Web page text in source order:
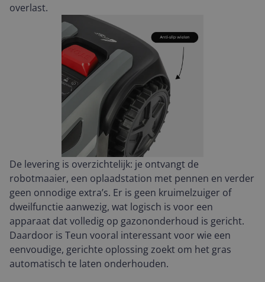
overlast.
De levering is overzichtelijk: je ontvangt de
robotmaaier, een oplaadstation met pennen en verder
geen onnodige extra’s. Er is geen kruimelzuiger of
dweilfunctie aanwezig, wat logisch is voor een
apparaat dat volledig op gazononderhoud is gericht.
Daardoor is Teun vooral interessant voor wie een
eenvoudige, gerichte oplossing zoekt om het gras
automatisch te laten onderhouden.